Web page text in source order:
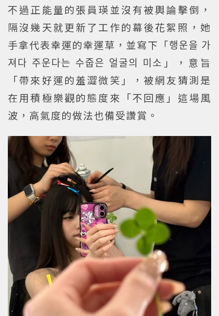
不過正能量的張員瑛並沒有被輿論擊倒，
隔沒幾天就更新了工作的幕後花絮照，她
手拿代表幸運的幸運草，並寫下「행운을 가
져다 주운다는 수줍은 얼굴의 미소」，意旨
「帶來好運的羞澀微笑」，被網友猜測是
在用積極樂觀的態度來「不回應」這場風
波，高氣度的做法也備受讚賞。